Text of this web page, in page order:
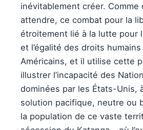
inévitablement créer. Comme
attendre, ce combat pour la
étroitement lié à la lutte pour
et l’égalité des droits
Américains, et il utilise cette
illustrer l’incapacité des
dominées par les États-Unis,
solution pacifique, neutre ou
la population de ce vaste